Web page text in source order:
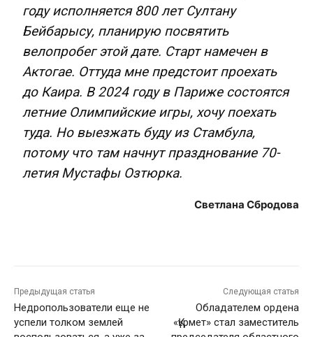
году исполняется 800 лет Султану
Бейбарысу, планирую посвятить
велопробег этой дате. Старт намечен в
Актогае. Оттуда мне предстоит проехать
до Каира. В 2024 году в Париже состоятся
летние Олимпийские игры, хочу поехать
туда. Но выезжать буду из Стамбула,
потому что там начнут празднование 70-
летия Мустафы Озтюрка.
Светлана Сбродова
Предыдущая статья
Недропользователи еще не
успели толком землей
Следующая статья
Обладателем ордена
«Құрмет» стал заместитель